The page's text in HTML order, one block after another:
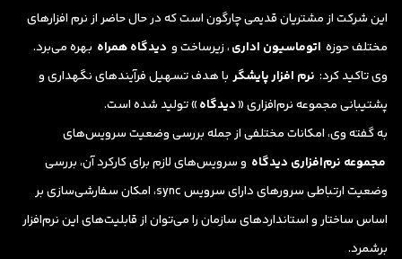
این شرکت از مشتریان قدیمی چارگون است که در حال حاضر از نرم افزارهای
مختلف حوزه اتوماسیون اداری، زیرساخت و دیدگاه همراه بهره می‌برد.
وی تاکید کرد: نرم افزار پایشگر با هدف تسهیل فرآیندهای نگهداری و
پشتیبانی مجموعه نرم‌افزاری «دیدگاه» تولید شده است.
به گفته وی، امکانات مختلفی از جمله بررسی وضعیت سرویس‌های
مجموعه نرم‌افزاری دیدگاه و سرویس‌های لازم برای کارکرد آن، بررسی
وضعیت ارتباطی سرورهای دارای سرویس sync، امکان سفارشی‌سازی بر
اساس ساختار و استانداردهای سازمان را می‌توان از قابلیت‌های این نرم‌افزار
برشمرد.